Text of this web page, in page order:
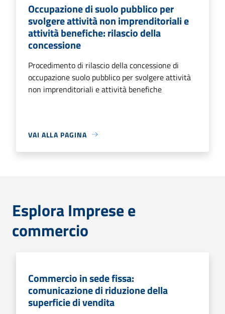
Occupazione di suolo pubblico per
svolgere attività non imprenditoriali e
attività benefiche: rilascio della
concessione
Procedimento di rilascio della concessione di
occupazione suolo pubblico per svolgere attività
non imprenditoriali e attività benefiche
VAI ALLA PAGINA
Esplora Imprese e
commercio
Commercio in sede fissa:
comunicazione di riduzione della
superficie di vendita